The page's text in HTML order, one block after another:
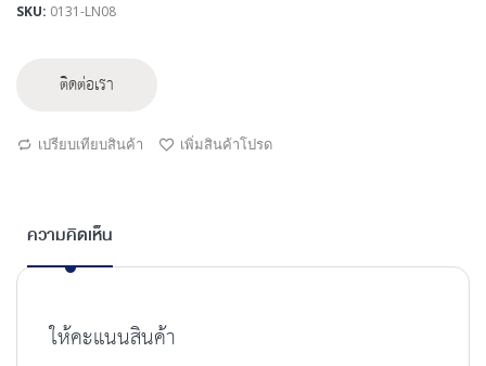
SKU 0131-LN08
ติดต่อเรา
เปรียบเทียบสินค้า เพิ่มสินค้าโปรด
ความคิดเห็น
ให้คะแนนสินค้า